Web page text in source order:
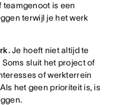
teamgenoot is een
terwijl je het werk
Je hoeft niet altijd te
sluit het project of
of werkterrein
het geen prioriteit is, is